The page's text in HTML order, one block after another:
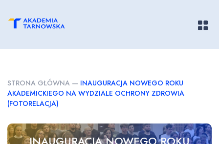
STRONA GŁÓWNA — INAUGURACJA NOWEGO ROKU
AKADEMICKIEGO NA WYDZIALE OCHRONY ZDROWIA
(FOTORELACJA)